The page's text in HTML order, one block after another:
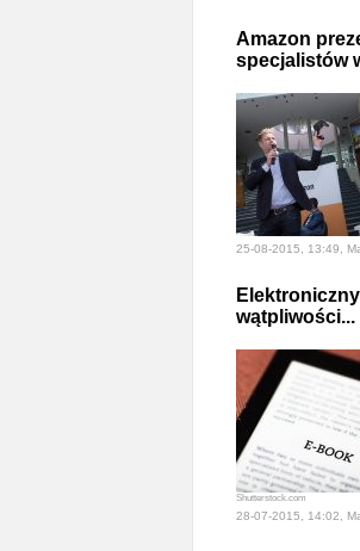
Amazon
specjalistów
25-08-2015, 13:49,
wątpliwości...
Shutterstock.com
28-07-2015, 14:02,